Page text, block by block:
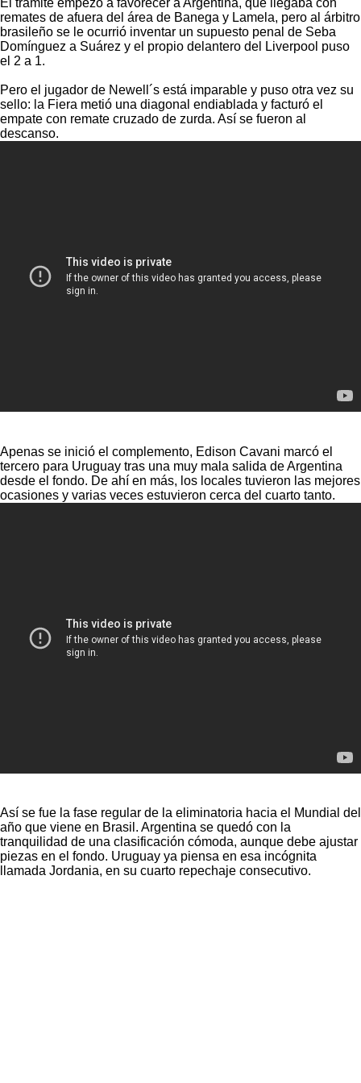
El trámite empezó a favorecer a Argentina, que llegaba con
remates de afuera del área de Banega y Lamela, pero al árbitro
brasileño se le ocurrió inventar un supuesto penal de Seba
Domínguez a Suárez y el propio delantero del Liverpool puso
el 2 a 1.
Pero el jugador de Newell´s está imparable y puso otra vez su
sello: la Fiera metió una diagonal endiablada y facturó el
empate con remate cruzado de zurda. Así se fueron al
descanso.
Apenas se inició el complemento, Edison Cavani marcó el
tercero para Uruguay tras una muy mala salida de Argentina
desde el fondo. De ahí en más, los locales tuvieron las mejores
ocasiones y varias veces estuvieron cerca del cuarto tanto.
Así se fue la fase regular de la eliminatoria hacia el Mundial del
año que viene en Brasil. Argentina se quedó con la
tranquilidad de una clasificación cómoda, aunque debe ajustar
piezas en el fondo. Uruguay ya piensa en esa incógnita
llamada Jordania, en su cuarto repechaje consecutivo.